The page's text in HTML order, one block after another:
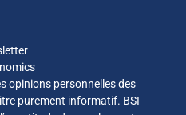
opinions personnelles des
purement informatif. BSI